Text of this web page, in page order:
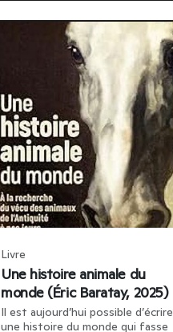
Livre
Une histoire animale du
monde (Éric Baratay, 2025)
Il est aujourd’hui possible d’écrire
une histoire du monde qui fasse